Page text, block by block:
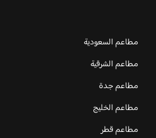
مطاعم السعودية
مطاعم الشرقية
مطاعم جدة
مطاعم الخليج
مطاعم قطر